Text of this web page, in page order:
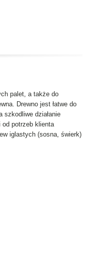
palet, a także do
Drewno jest łatwe do
szkodliwe działanie
potrzeb klienta
iglastych (sosna, świerk)